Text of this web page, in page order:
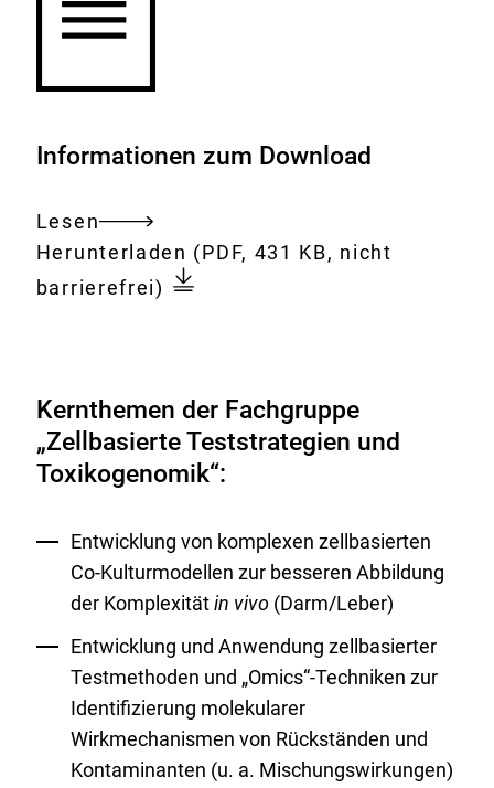
Informationen zum Download
Lesen
Gesamtes
Dokument
Download:
Herunterladen (PDF, 431 KB, nicht
barrierefrei)
Kernthemen der Fachgruppe
„Zellbasierte Teststrategien und
Toxikogenomik“:
Entwicklung von komplexen zellbasierten
Co-Kulturmodellen zur besseren Abbildung
der Komplexitätin vivo(Darm/Leber)
Entwicklung und Anwendung zellbasierter
Testmethoden und „Omics“-Techniken zur
Identifizierung molekularer
Wirkmechanismen von Rückständen und
Kontaminanten (u. a. Mischungswirkungen)